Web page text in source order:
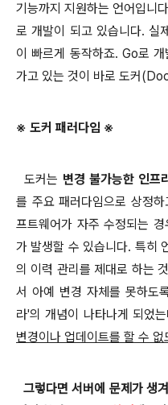
기능까지 지원하는 언어입니
로 개발이 되고 있습니다. 실
이 빠르게 동작하죠. Go로
가고 있는 것이 바로 도커
※ 도커 패러다임 ※
도커는 변경 불가능한
를 주요 패러다임으로 상정
프트웨어가 자주 수정되는
가 발생할 수 있습니다. 특히
의 이력 관리를 제대로 하는
서 아예 변경 자체를 못하도
라'의 개념이 나타나게 되었
변경이나 업데이트를 할 수 없
그렇다면 서버에 문제가 생